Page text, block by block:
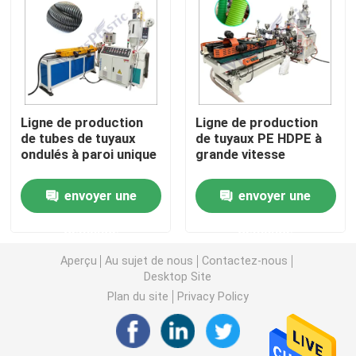
Machine d'extrudeuse de tuyau de PVC
Chaîne de production de tuyau de PPR
Machine d'extrudeuse de tuyau de PE
Machine ondulée d'extrudeuse de tuyau
Pp attachent la chaîne de production
Machine en plastique d'extrudeuse de feuille
Ligne de production
de tubes de tuyaux
ondulés à paroi unique
envoyer une
Ligne de production
de tuyaux PE HDPE à
grande vitesse
envoyer une
Aperçu Au sujet de nous
Contactez-nous
Desktop Site
Plan du site
Privacy Policy